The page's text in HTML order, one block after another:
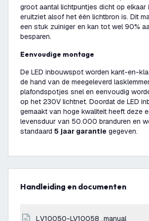
groot aantal lichtpuntjes dicht op elkaar
eruitziet alsof het één lichtbron is. Dit
een stuk zuiniger en kan tot wel 90%
besparen.
Eenvoudige montage
De LED inbouwspot worden kant-en-
de hand van de meegeleverd
plafondspotjes snel en eenvoudig
op het 230V lichtnet. Doordat de LED
gemaakt van hoge kwaliteit heeft deze
levensduur van 50.000 branduren en
standaard 5 jaar garantie gegeven.
Handleiding en documenten
LV10050-LV10058_manual